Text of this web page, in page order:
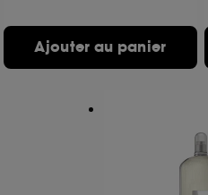
Ajouter au panier